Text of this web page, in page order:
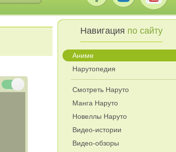
Навигация по сайту
Аниме
Нарутопедия
Смотреть Наруто
Манга Наруто
Новеллы Наруто
Видео-истории
Видео-обзоры